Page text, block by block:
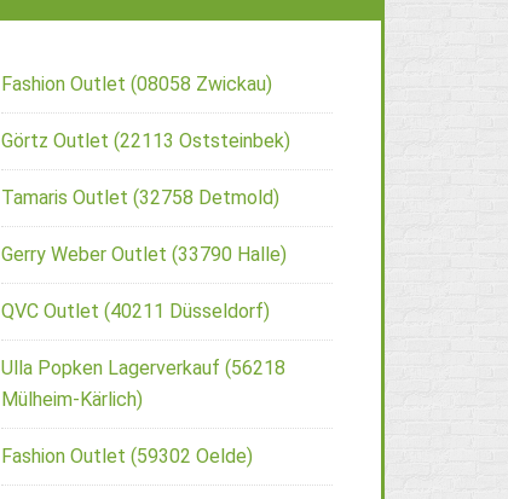
Fashion Outlet (08058 Zwickau)
Görtz Outlet (22113 Oststeinbek)
Tamaris Outlet (32758 Detmold)
Gerry Weber Outlet (33790 Halle)
QVC Outlet (40211 Düsseldorf)
Ulla Popken Lagerverkauf (56218
Mülheim-Kärlich)
Fashion Outlet (59302 Oelde)